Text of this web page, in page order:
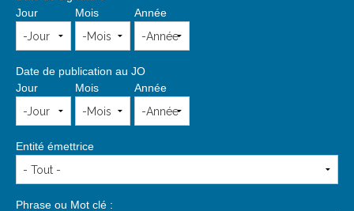
Jour
Mois Année
Date de publication au JO
Jour
Mois Année
Entité émettrice
Phrase ou Mot clé :